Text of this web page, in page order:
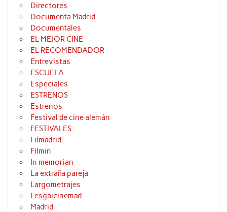
Directores
Documenta Madrid
Documentales
EL MEJOR CINE
EL RECOMENDADOR
Entrevistas
ESCUELA
Especiales
ESTRENOS
Estrenos
Festival de cine alemán
FESTIVALES
Filmadrid
Filmin
In memorian
La extraña pareja
Largometrajes
Lesgaicinemad
Madrid